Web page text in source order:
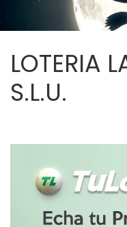
LOTERIA
S.L.U.